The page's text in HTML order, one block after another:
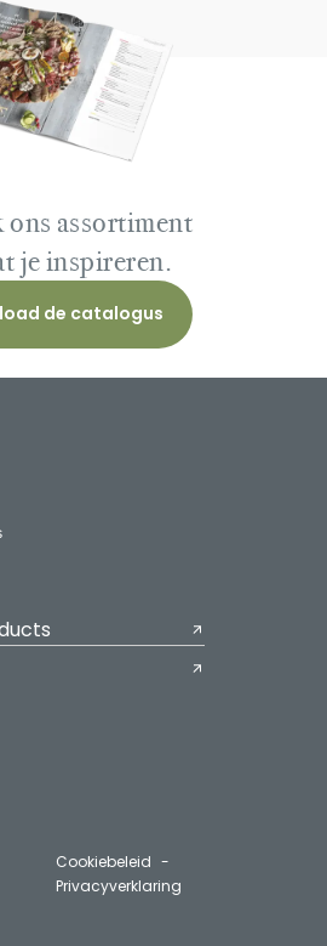
ons assortiment
je inspireren.
de catalogus
Cookiebeleid
Privacyverklaring